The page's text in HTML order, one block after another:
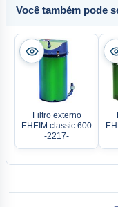
Você também pode
Filtro externo
EHEIM classic 600
-2217-